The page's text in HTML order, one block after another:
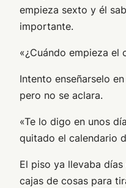
empieza sexto y él
importante.
«¿Cuándo empieza el
Intento enseñarselo
pero no se aclara.
«Te lo digo en unos
quitado el calendario
El piso ya llevaba
cajas de cosas para